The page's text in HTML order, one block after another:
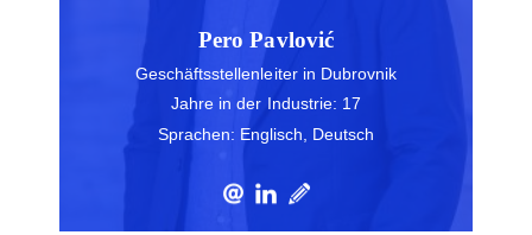
Pero Pavlović
Geschäftsstellenleiter in Dubrovnik
Jahre in der Industrie: 17
Sprachen: Englisch, Deutsch